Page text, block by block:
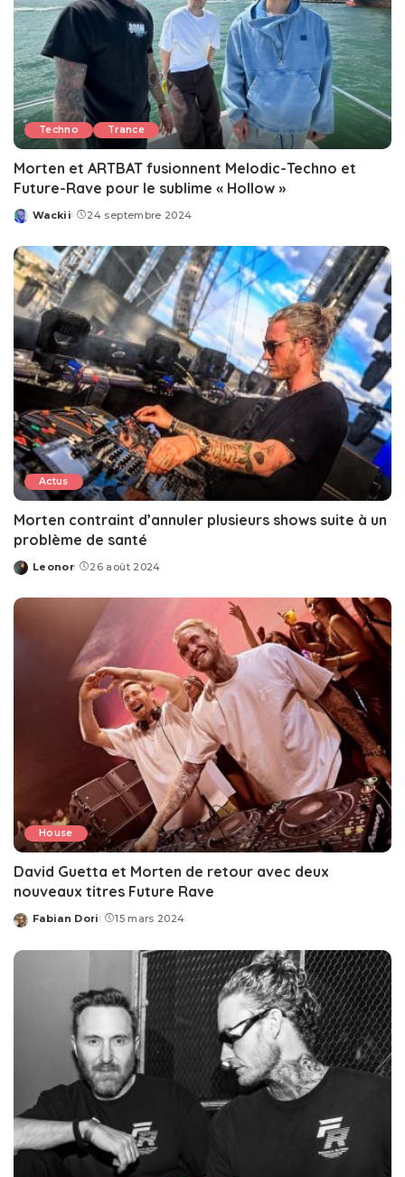
Techno Trance
Morten et ARTBAT fusionnent Melodic-Techno et
Future-Rave pour le sublime « Hollow »
Posted
Wackii 24 septembre 2024
Actus
Morten contraint d’annuler plusieurs shows suite à un
problème de santé
Posted
Leonor 26 août 2024
House
David Guetta et Morten de retour avec deux
nouveaux titres Future Rave
Posted
Fabian Dori 15 mars 2024